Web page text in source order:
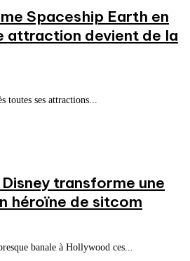
Spaceship Earth en
attraction devient de la
toutes ses attractions...
transforme une
héroïne de sitcom
banale à Hollywood ces...